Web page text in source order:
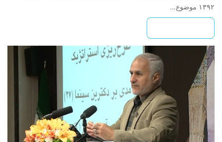
۱۳۹۲ موضوع…